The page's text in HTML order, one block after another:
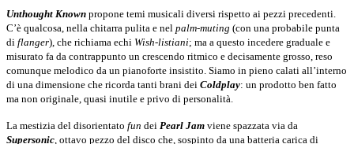
Unthought Known propone temi musicali diversi rispetto ai pezzi precedenti.
C’è qualcosa, nella chitarra pulita e nel palm-muting (con una probabile punta
di flanger), che richiama echi Wish-listiani; ma a questo incedere graduale e
misurato fa da contrappunto un crescendo ritmico e decisamente grosso, reso
comunque melodico da un pianoforte insistito. Siamo in pieno calati all’interno
di una dimensione che ricorda tanti brani dei Coldplay: un prodotto ben fatto
ma non originale, quasi inutile e privo di personalità.
La mestizia del disorientato fun dei Pearl Jam viene spazzata via da
Supersonic, ottavo pezzo del disco che, sospinto da una batteria carica di